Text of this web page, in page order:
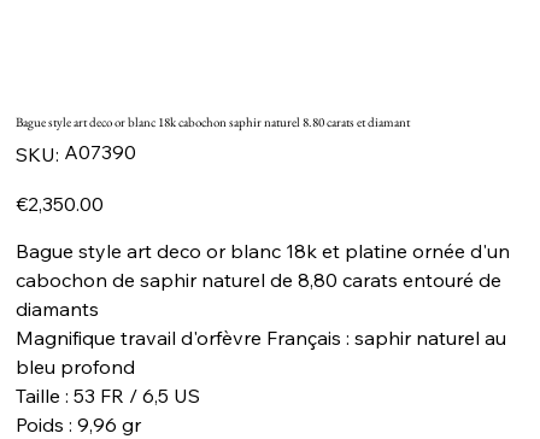
Bague style art deco or blanc 18k cabochon saphir naturel 8.80 carats et diamant
SKU:
SKU
A07390
A07390
€2,350.00
Bague style art deco or blanc 18k et platine ornée d'un
cabochon de saphir naturel de 8,80 carats entouré de
diamants
Magnifique travail d'orfèvre Français : saphir naturel au
bleu profond
Taille : 53 FR / 6,5 US
Poids : 9,96 gr